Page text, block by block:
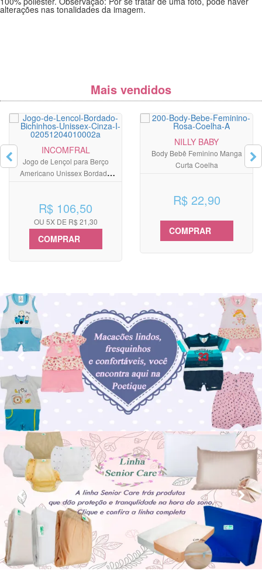
alterações nas tonalidades da imagem.
Mais vendidos
INCOMFRAL
Jogo de Lençol para Berço
Americano Unissex Bordado
R$ 106,50
OU 5X DE R$ 21,30
COMPRAR
NILLY BABY
Body Bebê Feminino Manga
Curta Coelha
R$ 22,90
COMPRAR